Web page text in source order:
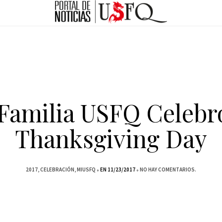
USFQ
Thanksgiving Day
2017 CELEBRACIÓN MIUSFQ EN 11/23/2017 NO HAY COMENTARIOS.